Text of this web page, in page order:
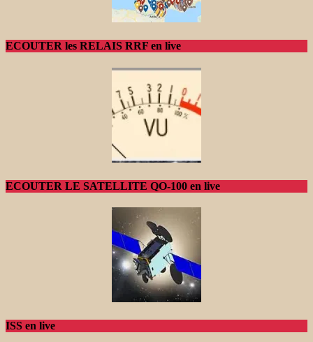
ECOUTER les RELAIS RRF en live
ECOUTER LE SATELLITE QO-100 en live
ISS en live